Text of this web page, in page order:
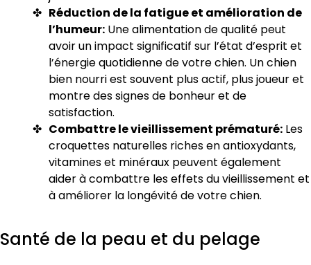
Réduction de la fatigue et amélioration de
l’humeur: Une alimentation de qualité peut
avoir un impact significatif sur l’état d’esprit et
l’énergie quotidienne de votre chien. Un chien
bien nourri est souvent plus actif, plus joueur et
montre des signes de bonheur et de
satisfaction.
Combattre le vieillissement prématuré: Les
croquettes naturelles riches en antioxydants,
vitamines et minéraux peuvent également
aider à combattre les effets du vieillissement et
à améliorer la longévité de votre chien.
Santé de la peau et du pelage